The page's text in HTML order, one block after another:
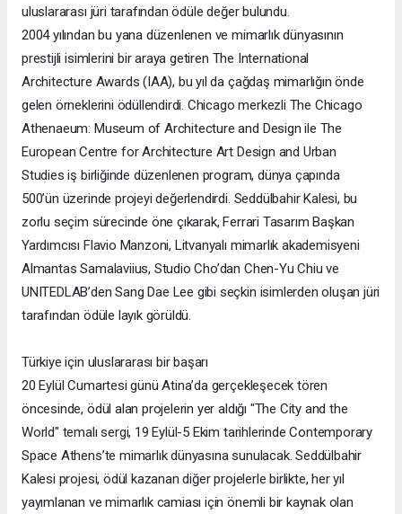
uluslararası jüri tarafından ödüle değer bulundu.
2004 yılından bu yana düzenlenen ve mimarlık dünyasının
prestijli isimlerini bir araya getiren The International
Architecture Awards (IAA), bu yıl da çağdaş mimarlığın önde
gelen örneklerini ödüllendirdi. Chicago merkezli The Chicago
Athenaeum: Museum of Architecture and Design ile The
European Centre for Architecture Art Design and Urban
Studies iş birliğinde düzenlenen program, dünya çapında
500’ün üzerinde projeyi değerlendirdi. Seddülbahir Kalesi, bu
zorlu seçim sürecinde öne çıkarak, Ferrari Tasarım Başkan
Yardımcısı Flavio Manzoni, Litvanyalı mimarlık akademisyeni
Almantas Samalaviius, Studio Cho’dan Chen-Yu Chiu ve
UNITEDLAB’den Sang Dae Lee gibi seçkin isimlerden oluşan jüri
tarafından ödüle layık görüldü.
Türkiye için uluslararası bir başarı
20 Eylül Cumartesi günü Atina’da gerçekleşecek tören
öncesinde, ödül alan projelerin yer aldığı "The City and the
World" temalı sergi, 19 Eylül-5 Ekim tarihlerinde Contemporary
Space Athens’te mimarlık dünyasına sunulacak. Seddülbahir
Kalesi projesi, ödül kazanan diğer projelerle birlikte, her yıl
yayımlanan ve mimarlık camiası için önemli bir kaynak olan